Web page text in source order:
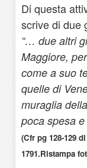
Di questa
scrive di due
“… due altri
Maggiore,
come a suo
quelle di
muraglia
poca spesa
(Cfr pg 128-129
1791.Ristampa